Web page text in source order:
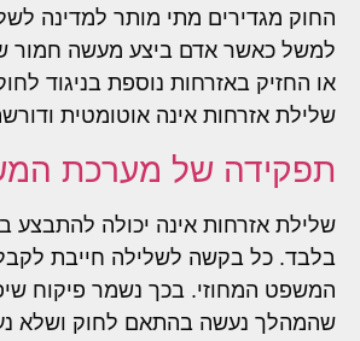
החוק מגדירים מתי מותר למדינה
למשל כאשר אדם ביצע מעשה חמור
או החזיק באזרחות נוספת בניגוד
שלילת אזרחות אינה אוטומטית
תפקידה של מערכת
שלילת אזרחות אינה יכולה להתבצע
בלבד. כל בקשה לשלילה חייבת
המשפט המחוזי. בכך נשמר פיקוח
שהמהלך נעשה בהתאם לחוק ושלא